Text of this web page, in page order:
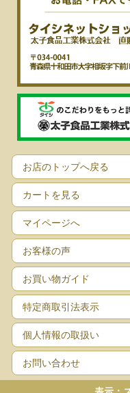
お店のトップへ戻る
カートを見る
マイページへ
お客様の声
お買い物ガイド
特定商取引法表示
個人情報の取扱い
お問い合わせ